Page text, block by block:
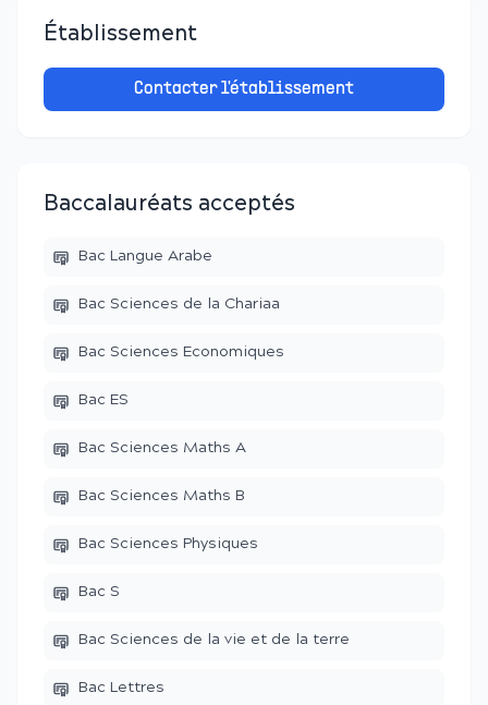
Établissement
Contacter l'établissement
Baccalauréats acceptés
Bac Langue Arabe
Bac Sciences de la Chariaa
Bac Sciences Economiques
Bac ES
Bac Sciences Maths A
Bac Sciences Maths B
Bac Sciences Physiques
Bac S
Bac Sciences de la vie et de la terre
Bac Lettres